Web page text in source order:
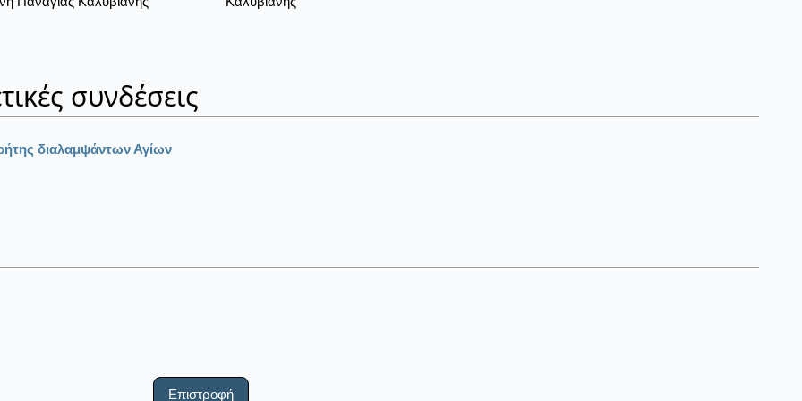
συνδέσεις
διαλαμψάντων Αγίων
Επιστροφή